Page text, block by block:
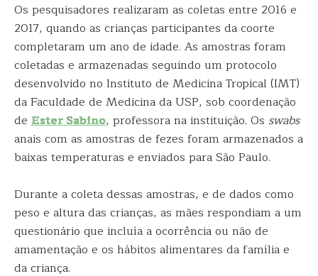
Os pesquisadores realizaram as coletas entre 2016 e
2017, quando as crianças participantes da coorte
completaram um ano de idade. As amostras foram
coletadas e armazenadas seguindo um protocolo
desenvolvido no Instituto de Medicina Tropical (IMT)
da Faculdade de Medicina da USP, sob coordenação
de Ester Sabino, professora na instituição. Os swabs
anais com as amostras de fezes foram armazenados a
baixas temperaturas e enviados para São Paulo.
Durante a coleta dessas amostras, e de dados como
peso e altura das crianças, as mães respondiam a um
questionário que incluía a ocorrência ou não de
amamentação e os hábitos alimentares da família e
da criança.